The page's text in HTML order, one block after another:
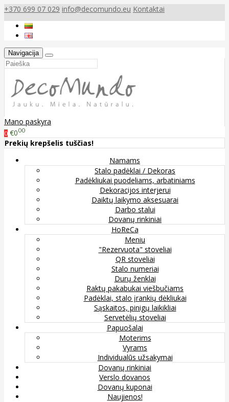
+370 699 07 029 info@decomundo.eu Kontaktai
Navigacija
Mano paskyra
0 €000
Prekių krepšelis tuščias!
Namams
Stalo padėklai / Dekoras
Padėkliukai puodeliams, arbatiniams
Dekoracijos interjerui
Daiktų laikymo aksesuarai
Darbo stalui
Dovanų rinkiniai
HoReCa
Meniu
"Rezervuota" stoveliai
QR stoveliai
Stalo numeriai
Durų ženklai
Raktų pakabukai viešbučiams
Padėklai, stalo įrankių dėkliukai
Sąskaitos, pinigų laikikliai
Servetėlių stoveliai
Papuošalai
Moterims
Vyrams
Individualūs užsakymai
Dovanų rinkiniai
Verslo dovanos
Dovanų kuponai
Naujienos!